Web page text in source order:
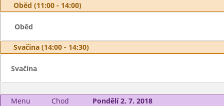
Oběd (11:00 - 14:00)
Oběd
Svačina (14:00 - 14:30)
Svačina
Menu Chod
Pondělí 2. 7. 2018